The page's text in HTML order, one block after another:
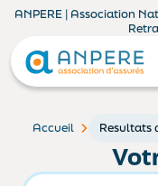
ANPERE | Association
Accueil Resultats